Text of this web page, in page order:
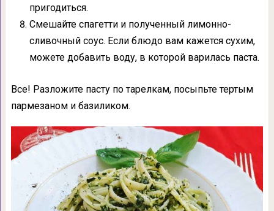
пригодиться.
Смешайте спагетти и полученный лимонно-
сливочный соус. Если блюдо вам кажется сухим,
можете добавить воду, в которой варилась паста.
Все! Разложите пасту по тарелкам, посыпьте тертым
пармезаном и базиликом.